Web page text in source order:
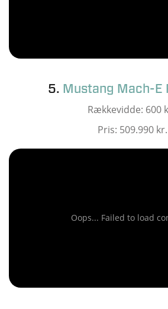
5. Mustang Mach-E
Rækkevidde: 600
Pris: 509.990 kr.
Oops... Failed to load